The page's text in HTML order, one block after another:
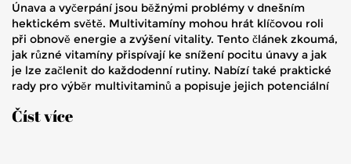
Únava a vyčerpání jsou běžnými problémy v dnešním
hektickém světě. Multivitamíny mohou hrát klíčovou roli
při obnově energie a zvýšení vitality. Tento článek zkoumá,
jak různé vitamíny přispívají ke snížení pocitu únavy a jak
je lze začlenit do každodenní rutiny. Nabízí také praktické
rady pro výběr multivitaminů a popisuje jejich potenciální
ovlivňují naši celkovou energii.
Číst více